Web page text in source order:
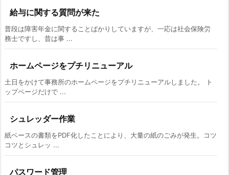
給与に関する質問が来た
普段は障害年金に関することばかりしていますが、一応は社会保険労
務士ですし、昔は事 ...
ホームページをプチリニューアル
土日をかけて事務所のホームページをプチリニューアルしました。 ト
ップページだけで ...
シュレッダー作業
紙ベースの書類をPDF化したことにより、大量の紙のごみが発生。コツ
コツとシュレッ ...
パスワード管理